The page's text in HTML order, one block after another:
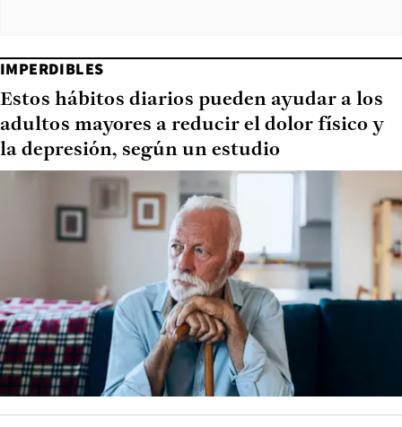
IMPERDIBLES
Estos hábitos diarios pueden ayudar a los
adultos mayores a reducir el dolor físico y
la depresión, según un estudio